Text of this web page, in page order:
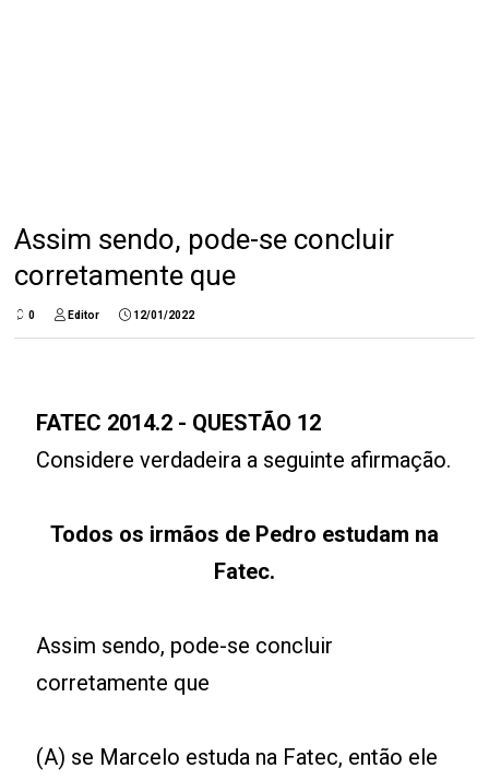
Assim sendo, pode-se concluir
corretamente que
0 Editor 12/01/2022
FATEC 2014.2 - QUESTÃO 12
Considere verdadeira a seguinte afirmação.
Todos os irmãos de Pedro estudam na
Fatec.
Assim sendo, pode-se concluir
corretamente que
(A) se Marcelo estuda na Fatec, então ele